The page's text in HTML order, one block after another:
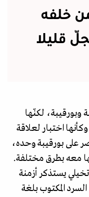
خلفه
قليلا
وبورقيبة، لكنّها
اختبار لعلاقة
على بورقيبة وحده،
معه بطرق مختلفة.
يستذكر أزمنة
المكتوب بلغة